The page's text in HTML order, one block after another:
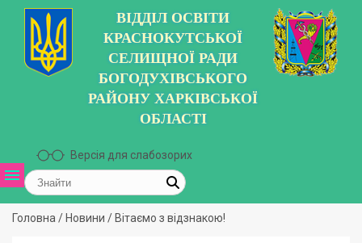
ВІДДІЛ ОСВІТИ
КРАСНОКУТСЬКОЇ
СЕЛИЩНОЇ РАДИ
БОГОДУХІВСЬКОГО
РАЙОНУ ХАРКІВСЬКОЇ
ОБЛАСТІ
Версія для слабозорих
Головна / Новини / Вітаємо з відзнакою!